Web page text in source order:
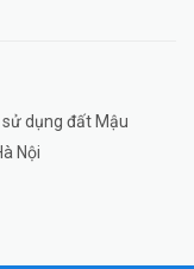
sử dụng đất Mậu
Nội